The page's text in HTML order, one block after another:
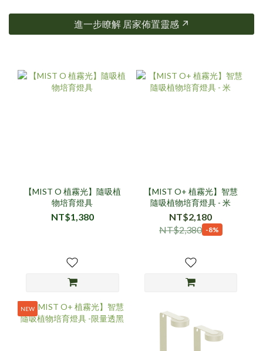
進一步瞭解 居家佈置靈感 ↗
【MIST O 植霧光】隨吸植
物培育燈具
NT$1,380
【MIST O+ 植霧光】智慧
隨吸植物培育燈具 - 米
NT$2,180
NT$2,380 -8%
NEW